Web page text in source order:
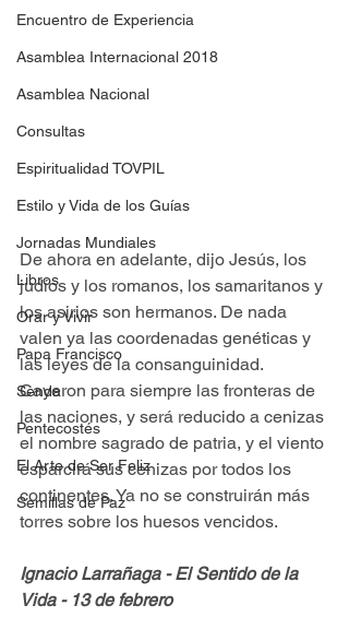
Encuentro de Experiencia
Asamblea Internacional 2018
Asamblea Nacional
Consultas
Espiritualidad TOVPIL
Estilo y Vida de los Guías
Jornadas Mundiales
Libros
Orar y Vivir
Papa Francisco
Senda
Pentecostés
El Arte de Ser Feliz
Semillas de Paz
De ahora en adelante, dijo Jesús, los
judíos y los romanos, los samaritanos y
los asirios son hermanos. De nada
valen ya las coordenadas genéticas y
las leyes de la consanguinidad.
Cayeron para siempre las fronteras de
las naciones, y será reducido a cenizas
el nombre sagrado de patria, y el viento
esparcirá sus cenizas por todos los
continentes. Ya no se construirán más
torres sobre los huesos vencidos.
Ignacio Larrañaga - El Sentido de la
Vida - 13 de febrero